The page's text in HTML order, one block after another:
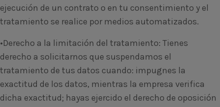
ejecución de un contrato o en tu consentimiento y el
tratamiento se realice por medios automatizados.
•Derecho a la limitación del tratamiento: Tienes
derecho a solicitarnos que suspendamos el
tratamiento de tus datos cuando: impugnes la
exactitud de los datos, mientras la empresa verifica
dicha exactitud; hayas ejercido el derecho de oposición